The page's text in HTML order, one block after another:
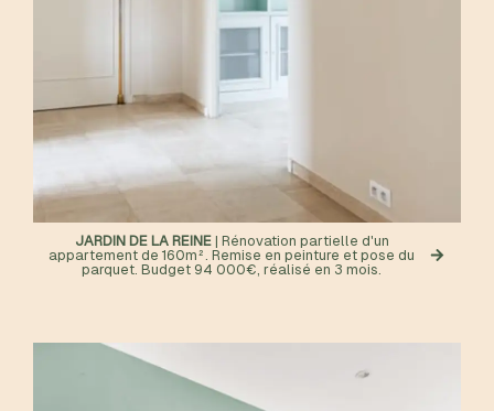
JARDIN DE LA REINE| Rénovation partielle d'un
appartement de 160m². Remise en peinture et pose du
parquet. Budget 94 000€, réalisé en 3 mois.